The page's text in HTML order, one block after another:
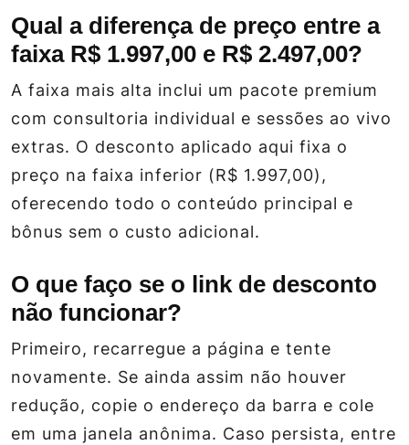
Qual a diferença de preço entre a
faixa R$ 1.997,00 e R$ 2.497,00?
A faixa mais alta inclui um pacote premium
com consultoria individual e sessões ao vivo
extras. O desconto aplicado aqui fixa o
preço na faixa inferior (R$ 1.997,00),
oferecendo todo o conteúdo principal e
bônus sem o custo adicional.
O que faço se o link de desconto
não funcionar?
Primeiro, recarregue a página e tente
novamente. Se ainda assim não houver
redução, copie o endereço da barra e cole
em uma janela anônima. Caso persista, entre